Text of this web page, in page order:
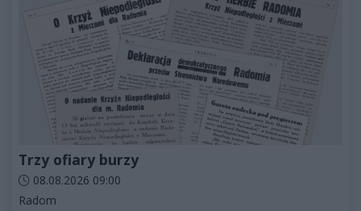
Trzy ofiary burzy
Data dodania artykułu:
08.08.2026 09:00
Kategorie artykułu:
Radom